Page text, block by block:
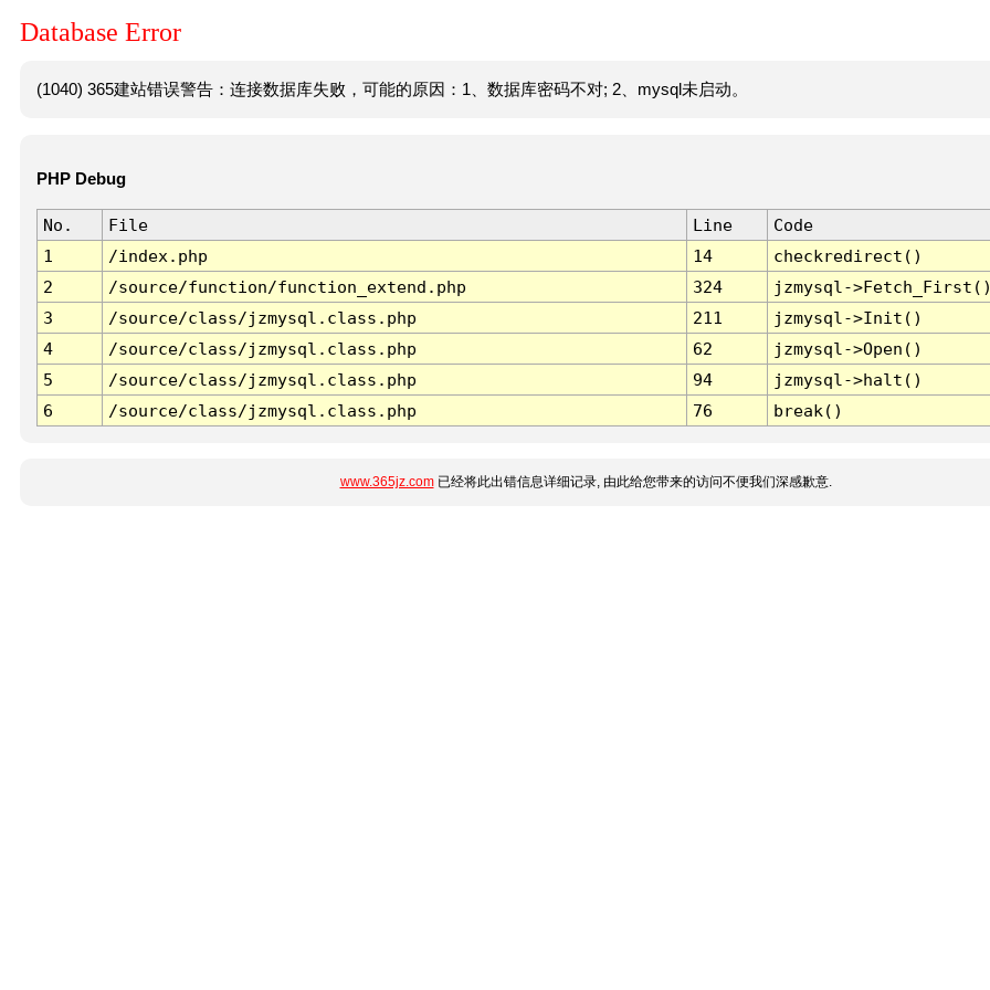
Database Error
(1040) 365建站错误警告：连接数据库失败，可能的原因：1、数据库密码不对; 2、mysql未启动。
PHP Debug
No. File Line
Code
1
/index.php 14
checkredirect()
2
/source/function/function_extend.php 324
jzmysql-
3
/source/class/jzmysql.class.php 211
jzmysql->Init()
4
/source/class/jzmysql.class.php 62
jzmysql->Open()
5
/source/class/jzmysql.class.php 94
jzmysql->halt()
6
/source/class/jzmysql.class.php 76 break()
www.365jz.com已经将此出错信息详细记录, 由此给您带来的访问不便我们深感歉意.